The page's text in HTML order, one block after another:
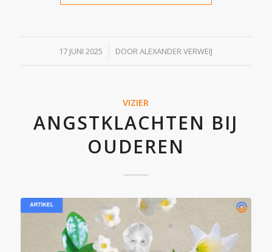
17 JUNI 2025
/ DOORALEXANDER VERWEIJ
VIZIER
ANGSTKLACHTEN BIJ
OUDEREN